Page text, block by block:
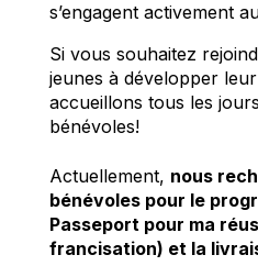
s’engagent activement
Si vous souhaitez
jeunes à développer
accueillons tous les
bénévoles!
Actuellement, nous
bénévoles pour le
Passeport pour ma
francisation) et la